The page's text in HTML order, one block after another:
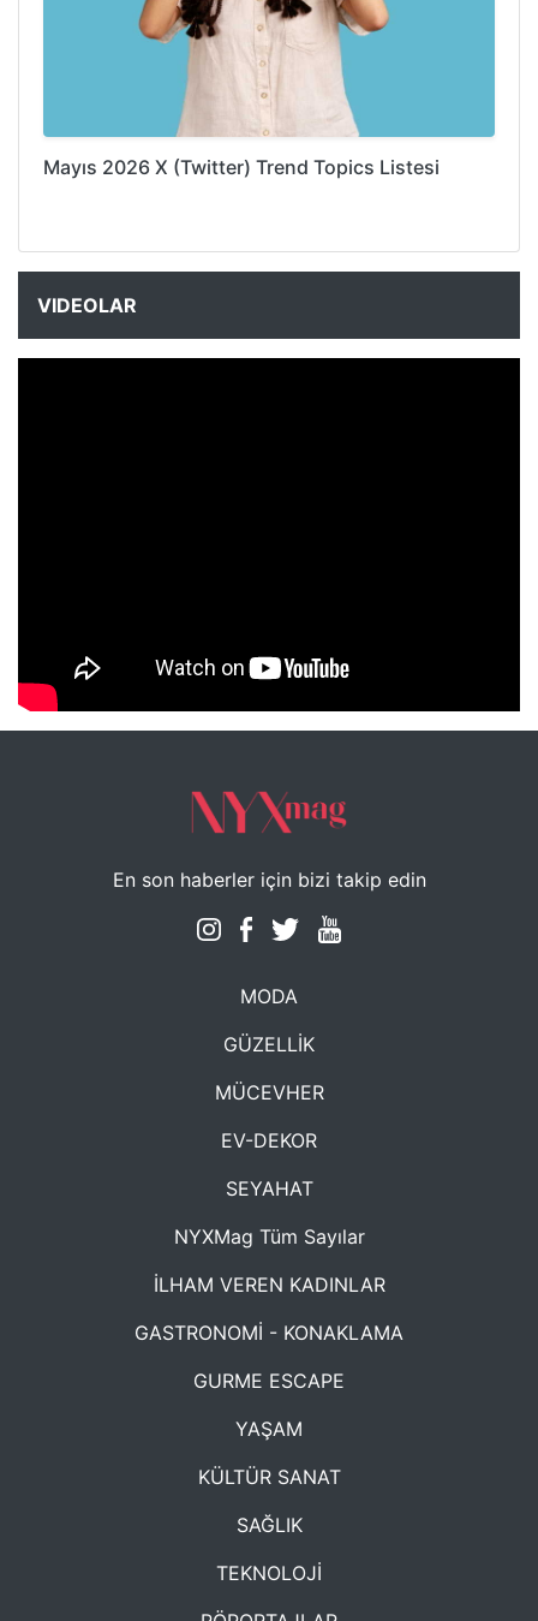
Mayıs 2026 X (Twitter) Trend Topics Listesi
VIDEOLAR
NYXmag 2. Yaş Kutlama Etkinliği
En son haberler için bizi takip edin
MODA
GÜZELLİK
MÜCEVHER
EV-DEKOR
SEYAHAT
NYXMag Tüm Sayılar
İLHAM VEREN KADINLAR
GASTRONOMİ - KONAKLAMA
GURME ESCAPE
YAŞAM
KÜLTÜR SANAT
SAĞLIK
TEKNOLOJİ